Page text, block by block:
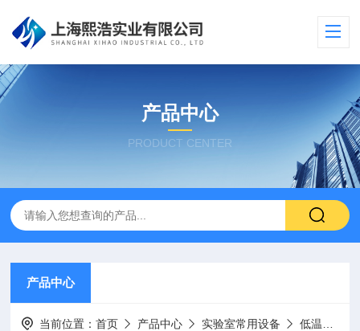
产品中心
PRODUCT CENTER
产品中心
当前位置：首页 产品中心 实验室常用设备 低温冰箱/超低温冰箱